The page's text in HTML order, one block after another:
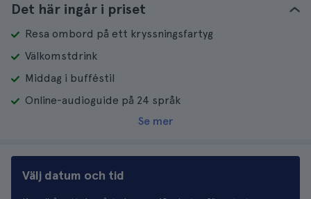
Det här ingår i priset
Resa ombord på ett kryssningsfartyg
Välkomstdrink
Middag i bufféstil
Online-audioguide på 24 språk
Se mer
Välj datum och tid